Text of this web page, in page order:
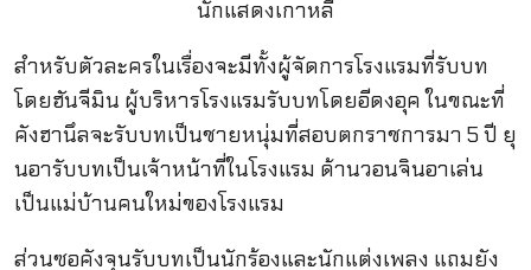
สำหรับตัวละครในเรื่องจะมีทั้งผู้จัดการโรงแรมที่รับบท
โดยฮันจีมิน ผู้บริหารโรงแรมรับบทโดยอีดงอุค ในขณะที่
คังฮานึลจะรับบทเป็นชายหนุ่มที่สอบตกราชการมา 5 ปี ยุ
นอารับบทเป็นเจ้าหน้าที่ในโรงแรม ด้านวอนจินอาเล่น
เป็นแม่บ้านคนใหม่ของโรงแรม
ส่วนซอคังจุนรับบทเป็นนักร้องและนักแต่งเพลง แถมยัง